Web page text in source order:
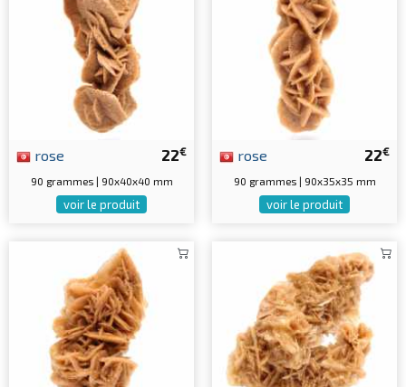
22€
rose
90 grammes | 90x40x40 mm
voir le produit
22€
rose
90 grammes | 90x35x35 mm
voir le produit